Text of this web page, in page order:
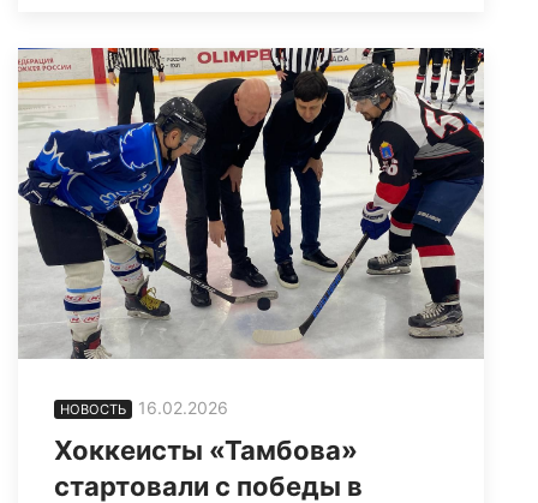
НОВОСТЬ 16.02.2026
Хоккеисты «Тамбова»
стартовали с победы в